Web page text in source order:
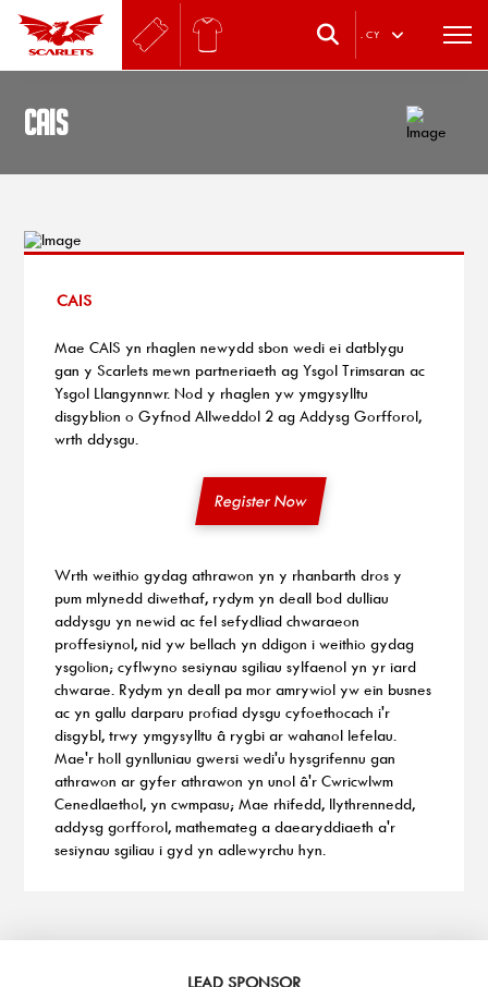
. CY
CAIS
CAIS
Mae CAIS yn rhaglen newydd sbon wedi ei datblygu
gan y Scarlets mewn partneriaeth ag Ysgol Trimsaran ac
Ysgol Llangynnwr. Nod y rhaglen yw ymgysylltu
disgyblion o Gyfnod Allweddol 2 ag Addysg Gorfforol,
wrth ddysgu.
Register Now
Wrth weithio gydag athrawon yn y rhanbarth dros y
pum mlynedd diwethaf, rydym yn deall bod dulliau
addysgu yn newid ac fel sefydliad chwaraeon
proffesiynol, nid yw bellach yn ddigon i weithio gydag
ysgolion; cyflwyno sesiynau sgiliau sylfaenol yn yr iard
chwarae. Rydym yn deall pa mor amrywiol yw ein busnes
ac yn gallu darparu profiad dysgu cyfoethocach i'r
disgybl, trwy ymgysylltu â rygbi ar wahanol lefelau.
Mae'r holl gynlluniau gwersi wedi'u hysgrifennu gan
athrawon ar gyfer athrawon yn unol â'r Cwricwlwm
Cenedlaethol, yn cwmpasu; Mae rhifedd, llythrennedd,
addysg gorfforol, mathemateg a daearyddiaeth a'r
sesiynau sgiliau i gyd yn adlewyrchu hyn.
LEAD SPONSOR